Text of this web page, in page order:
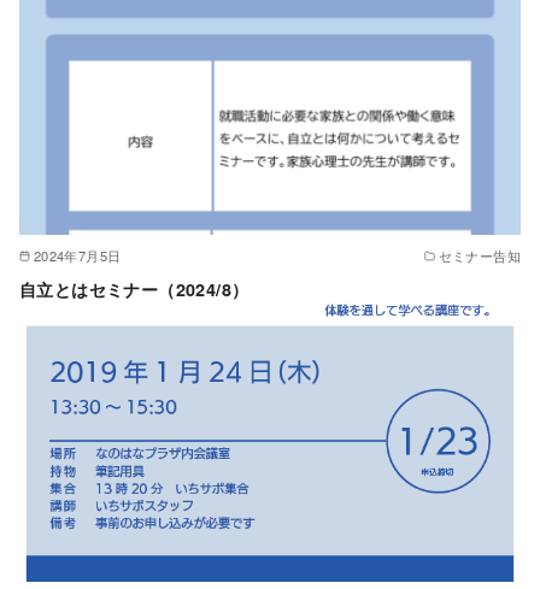
2024年7月5日 セミナー告知
自立とはセミナー（2024/8）